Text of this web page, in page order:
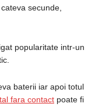
secunde,
popularitate intr-un
baterii iar apoi totul
fara contactpoate fi